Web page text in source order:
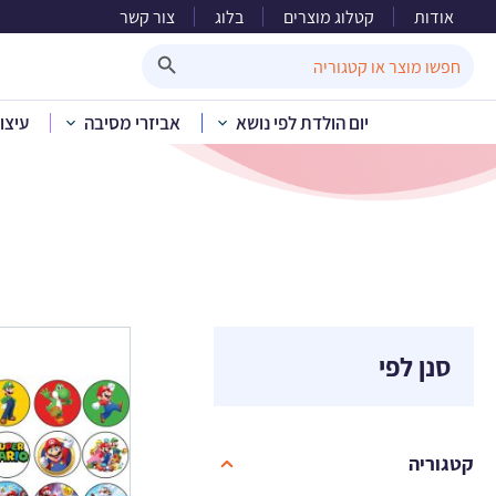
אודות קטלוג מוצרים בלוג צור קשר
for:
יום הולדת לפי נושא אביזרי מסיבה »
סנן לפי
קטגוריה